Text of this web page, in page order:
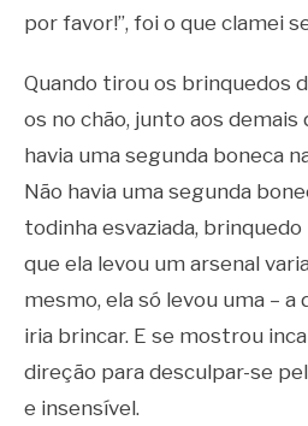
por favor!”, foi o que clamei
Quando tirou os brinquedos
os no chão, junto aos demais
havia uma segunda boneca
Não havia uma segunda
todinha esvaziada,
que ela levou um arsenal
mesmo, ela só levou uma – a
iria brincar. E se mostrou
direção para desculpar-se
e insensível.